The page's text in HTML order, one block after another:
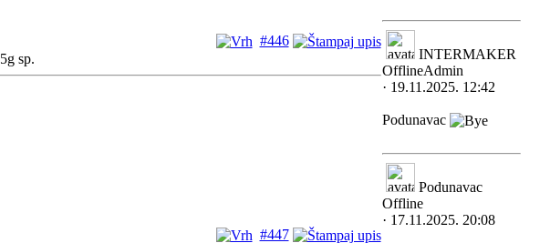
#446
sp.
#447
INTERMAKER
OfflineAdmin
· 19.11.2025. 12:42
Podunavac
Podunavac
Offline
· 17.11.2025. 20:08